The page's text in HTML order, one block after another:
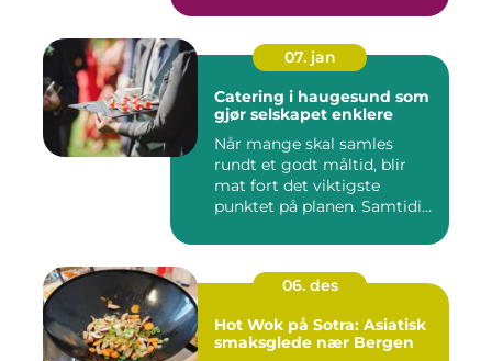
07. jan
Catering i haugesund som
gjør selskapet enklere
Når mange skal samles
rundt et godt måltid, blir
mat fort det viktigste
punktet på planen. Samtidig
06. des
Hot Wok på Sotra: Asiatisk
smaksglede nær Bergen